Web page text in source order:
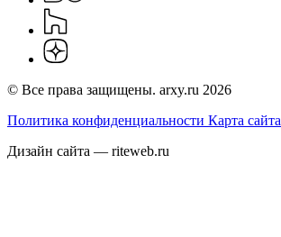
© Все права защищены. arxy.ru 2026
Политика конфиденциальности Карта сайта
Дизайн сайта — riteweb.ru